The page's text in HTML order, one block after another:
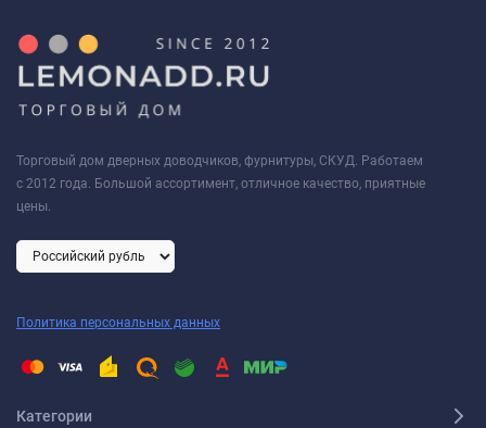
Торговый дом дверных доводчиков, фурнитуры, СКУД. Работаем
с 2012 года. Большой ассортимент, отличное качество, приятные
цены.
Политика персональных данных
Категории